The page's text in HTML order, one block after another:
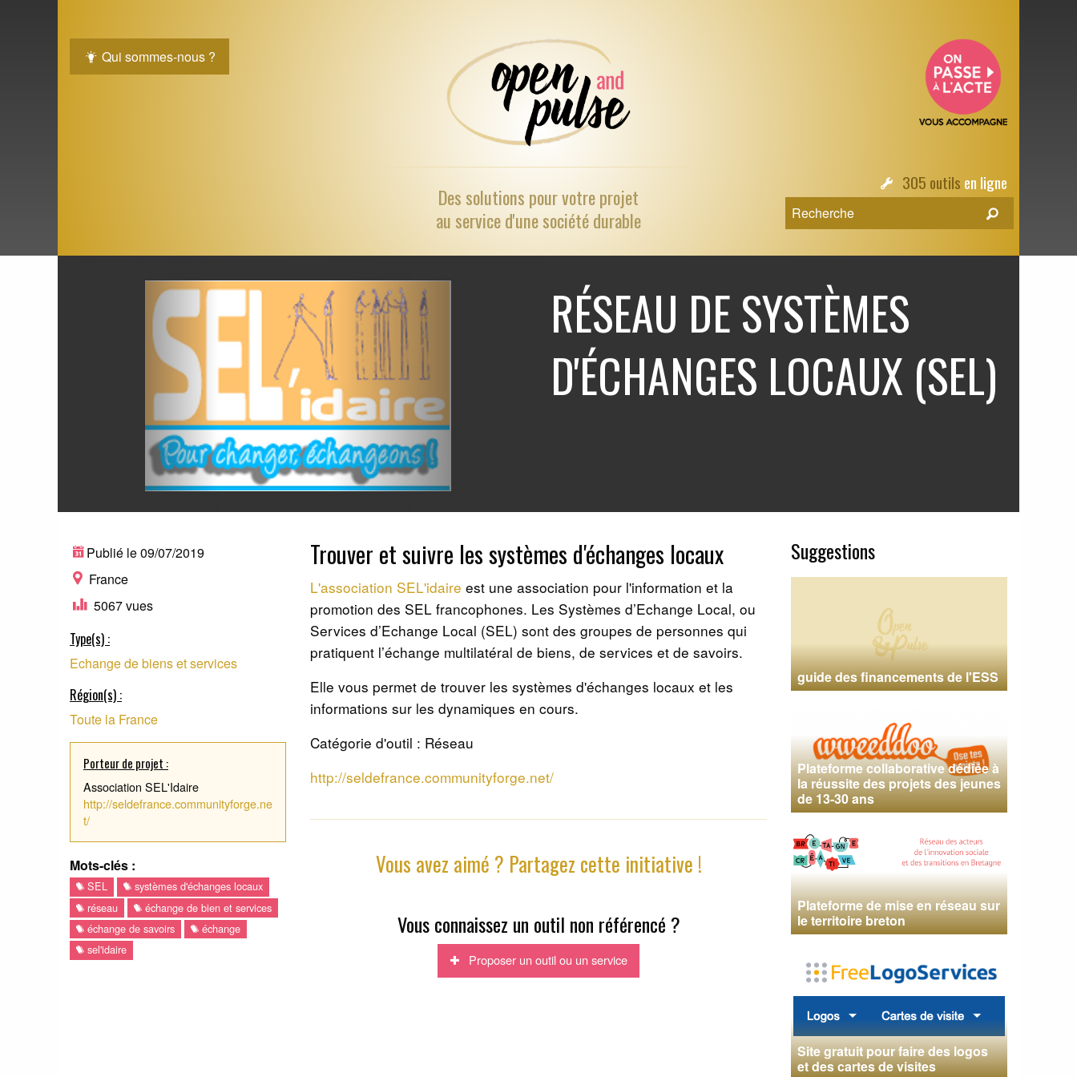
Qui sommes-nous ?
Des solutions pourvotre projet
au service d'une société durable
305 outils en ligne
RÉSEAU DE SYSTÈMES
D'ÉCHANGES LOCAUX (SEL)
Publié le 09/07/2019
France
5067 vues
Type(s) :
Echange de biens et services
Région(s) :
Toute la France
Porteur de projet :
Association SEL'Idaire
http://seldefrance.communityforge.ne
t/
Mots-clés :
SEL
systèmes d'échanges locaux
réseau
échange de bien et services
échange de savoirs
échange
sel'idaire
Trouver et suivre les systèmes d'échanges locaux
L'association SEL'idaire est une association pour l'information et la
promotion des SEL francophones. Les Systèmes d’Echange Local, ou
Services d’Echange Local (SEL) sont des groupes de personnes qui
pratiquent l’échange multilatéral de biens, de services et de savoirs.
Elle vous permet de trouver les systèmes d'échanges locaux et les
informations sur les dynamiques en cours.
Catégorie d'outil : Réseau
http://seldefrance.communityforge.net/
Vous avez aimé ? Partagez cette initiative !
Vous connaissez un outil non référencé ?
Proposer un outil ou un service
Suggestions
guide des financements de l'ESS
Plateforme collaborative dédiée à
la réussite des projets des jeunes
de 13-30 ans
Plateforme de mise en réseau sur
le territoire breton
Site gratuit pour faire des logos
et des cartes de visites